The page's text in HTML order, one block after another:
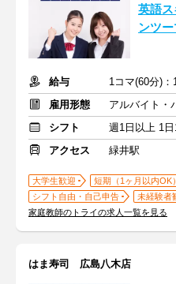
英語
ンツ
給与
1コマ(60分)
雇用形態
アルバイト・
シフト
週1日以上 1
アクセス
緑井駅
大学生歓迎 短期（1ヶ月以内OK）
シフト自由・自己申告
未経験者
家庭教師のトライの求人一覧を見る
はま寿司 広島八木店